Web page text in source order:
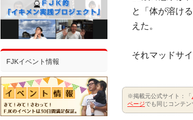
と「体が溶け
えた。
それマッドサ
※掲載元公式サイト：「
ページでも同じコンテン
FJKイベント情報